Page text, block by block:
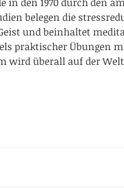
den 1970 durch den
belegen die
und beinhaltet
praktischer Übungen
wird überall auf der